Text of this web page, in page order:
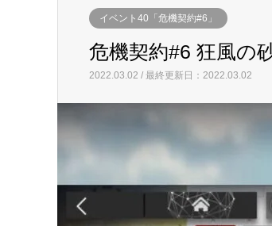
イベント40「危機契約#6」
危機契約#6 狂風の
2022.03.02 / 最終更新日：2022.03.02